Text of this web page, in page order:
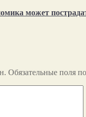
может
Обязательные поля